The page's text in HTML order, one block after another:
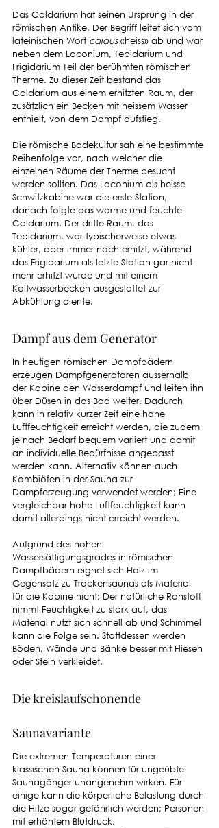
Das Caldarium hat seinen Ursprung in der
römischen Antike. Der Begriff leitet sich vom
lateinischen Wort caldus «heiss» ab und war
neben dem Laconium, Tepidarium und
Frigidarium Teil der berühmten römischen
Therme. Zu dieser Zeit bestand das
Caldarium aus einem erhitzten Raum, der
zusätzlich ein Becken mit heissem Wasser
enthielt, von dem Dampf aufstieg.
Die römische Badekultur sah eine bestimmte
Reihenfolge vor, nach welcher die
einzelnen Räume der Therme besucht
werden sollten. Das Laconium als heisse
Schwitzkabine war die erste Station,
danach folgte das warme und feuchte
Caldarium. Der dritte Raum, das
Tepidarium, war typischerweise etwas
kühler, aber immer noch erhitzt, während
das Frigidarium als letzte Station gar nicht
mehr erhitzt wurde und mit einem
Kaltwasserbecken ausgestattet zur
Abkühlung diente.
Dampf aus dem Generator
In heutigen römischen Dampfbädern
erzeugen Dampfgeneratoren ausserhalb
der Kabine den Wasserdampf und leiten ihn
über Düsen in das Bad weiter. Dadurch
kann in relativ kurzer Zeit eine hohe
Luftfeuchtigkeit erreicht werden, die zudem
je nach Bedarf bequem variiert und damit
an individuelle Bedürfnisse angepasst
werden kann. Alternativ können auch
Kombiöfen in der Sauna zur
Dampferzeugung verwendet werden; Eine
vergleichbar hohe Luftfeuchtigkeit kann
damit allerdings nicht erreicht werden.
Aufgrund des hohen
Wassersättigungsgrades in römischen
Dampfbädern eignet sich Holz im
Gegensatz zu Trockensaunas als Material
für die Kabine nicht; Der natürliche Rohstoff
nimmt Feuchtigkeit zu stark auf, das
Material nutzt sich schnell ab und Schimmel
kann die Folge sein. Stattdessen werden
Böden, Wände und Bänke besser mit Fliesen
oder Stein verkleidet.
Die kreislaufschonende
Saunavariante
Die extremen Temperaturen einer
klassischen Sauna können für ungeübte
Saunagänger unangenehm wirken. Für
einige kann die körperliche Belastung durch
die Hitze sogar gefährlich werden; Personen
mit erhöhtem Blutdruck,